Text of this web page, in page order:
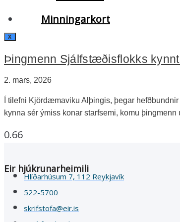
Minningarkort
X
Þingmenn Sjálfstæðisflokks
2. mars, 2026
Í tilefni Kjördæmaviku Alþingis, þegar
kynna sér ýmiss konar starfsemi, komu
Eir hjúkrunarheimili
Hlíðarhúsum 7, 112 Reykjavík
522-5700
skrifstofa@eir.is